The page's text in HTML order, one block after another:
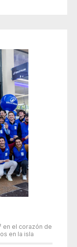
en el corazón de
en la isla